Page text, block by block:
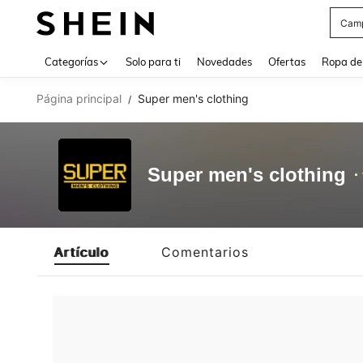
Categorías Solo para ti Novedades Ofertas Ropa
Página principal / Super men's clothing
Super men's clothing
Artículo Comentarios